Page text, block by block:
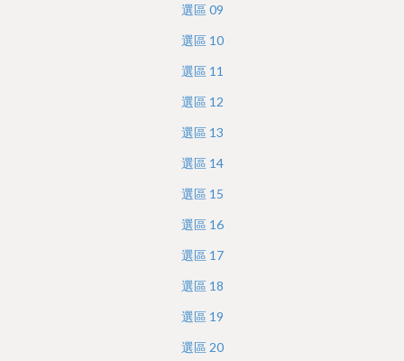
選區09
選區 10
選區 11
選區 12
選區 13
選區 14
選區 15
選區 16
選區 17
選區 18
選區 19
選區 20